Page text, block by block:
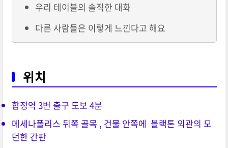
우리 테이블의 솔직한 대화
다른 사람들은 이렇게 느낀다고 해요
위치
합정역 3번 출구 도보 4분
메세나폴리스 뒤쪽 골목 , 건물 안쪽에 블랙톤 외관의 모
던한 간판